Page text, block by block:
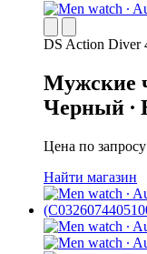
DS Action Diver
Мужские
Черный ∙
Цена по запросу
Найти магазин